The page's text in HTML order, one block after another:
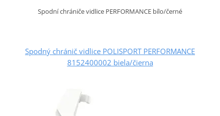
Spodní chrániče vidlice PERFORMANCE bílo/černé
Spodný chránič vidlice POLISPORT PERFORMANCE
8152400002 biela/čierna